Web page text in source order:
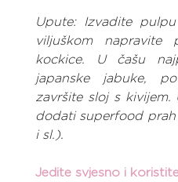
Upute: Izvadite
viljuškom
kockice. U čašu
japanske jabuke,
završite sloj s
dodati superfood
i sl.).
Jedite svjesno i